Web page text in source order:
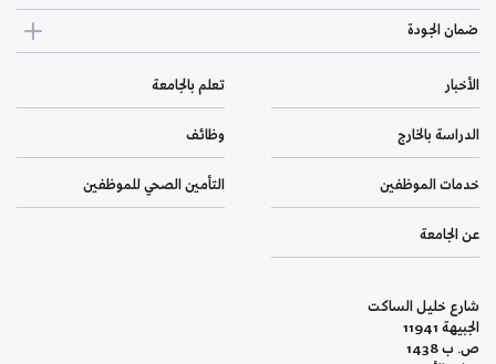
ضمان الجودة
الأخبار تعلم بالجامعة
الدراسة بالخارج وظائف
خدمات الموظفين التأمين الصحي للموظفين
عن الجامعة
شارع خليل الساكت
الجبيهة 11941
ص. ب 1438